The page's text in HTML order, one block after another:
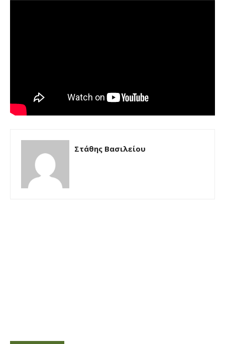
Στάθης Βασιλείου